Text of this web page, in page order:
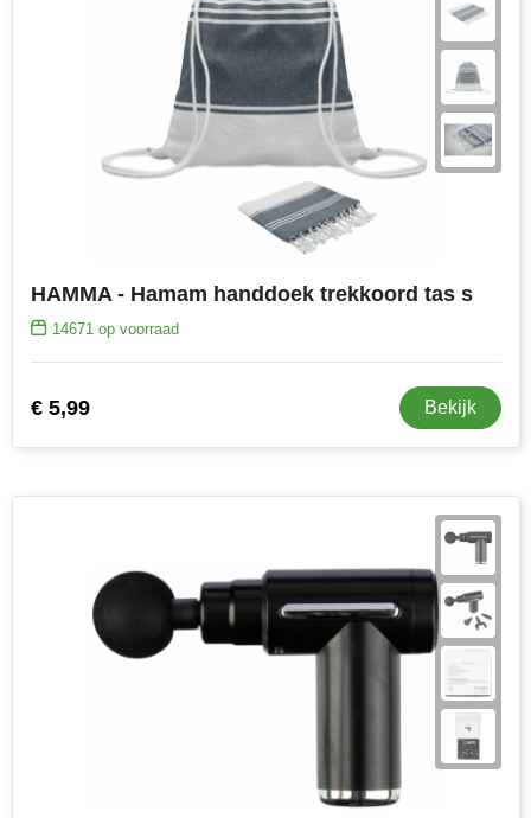
HAMMA - Hamam handdoek trekkoord tas s
14671op voorraad
€ 5,99 Bekijk